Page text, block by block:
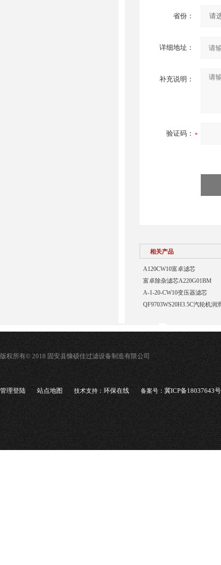
省份：
详细地址：
补充说明：
验证码：
相关产品
A120CW10富卓滤芯
富卓除杂滤芯A220G01BM
A-1-20-CW10变压器滤芯
QF9703WS20H3.5C汽轮机润
版权所有© 2018 固安县慷硕佳过滤设备制造有限公司
管理登陆 站点地图 技术支持：环保在线 备案号：冀ICP备18037643